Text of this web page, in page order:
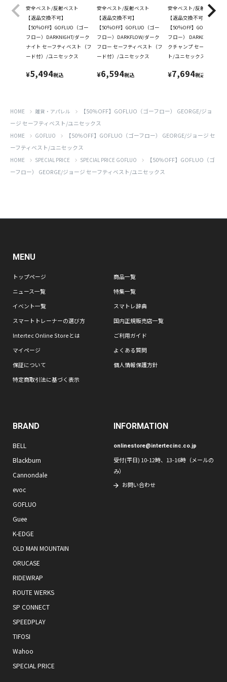
安全ベスト/反射ベスト
【返品交換不可】
【50％OFF】GOFLUO（ゴー
フロー）DARKNIGHT/ダーク
ナイト セーフティベスト（フ
ード付）/ユニセックス
¥5,494税込
安全ベスト/反射ベスト
【返品交換不可】
【50％OFF】GOFLUO（ゴー
フロー）DARKFLOW/ダーク
フロー セーフティベスト（フ
ード付）/ユニセックス
¥6,594税込
安全ベスト/反射ベスト
【返品交換不可】
【50％OFF】GOFLUO（
フロー） DARKCHAMP/ダ
クチャンプ セーフティベ
ト/ユニセックス
¥7,694税込
HOME 雑貨・アパレル
【50％OFF】GOFLUO（ゴーフロー） GEORGE/ジョ
ージ セーフティベスト/ユニセックス
HOME GOFLUO
【50％OFF】GOFLUO（ゴーフロー） GEORGE/ジョージ セ
ーフティベスト/ユニセックス
HOME SPECIAL PRICE SPECIAL PRICE GOFLUO
【50％OFF】GOFLUO（ゴ
ーフロー） GEORGE/ジョージ セーフティベスト/ユニセックス
MENU
トップページ
商品一覧
ニュース一覧
特集一覧
イベント一覧
スマトレ辞典
スマートトレーナーの選び方
国内正規販売店一覧
Intertec Online Storeとは
ご利用ガイド
マイページ
よくある質問
保証について
個人情報保護方針
特定商取引法に基づく表示
BRAND
BELL
Blackburn
Cannondale
evoc
GOFLUO
Guee
K-EDGE
OLD MAN MOUNTAIN
ORUCASE
RIDEWRAP
ROUTE WERKS
SP CONNECT
SPEEDPLAY
TIFOSI
Wahoo
SPECIAL PRICE
INFORMATION
onlinestore@intertecinc.co.jp
受付(平日) 10-12時、13-16時（メールの
み）
お問い合わせ